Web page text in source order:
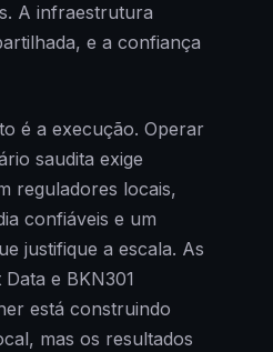
A infraestrutura
e a confiança
é a execução. Operar
saudita exige
reguladores locais,
confiáveis e um
justifique a escala. As
e BKN301
está construindo
mas os resultados